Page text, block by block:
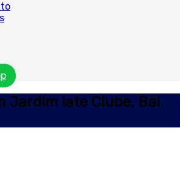
Jardim Iate Clube, Bal.